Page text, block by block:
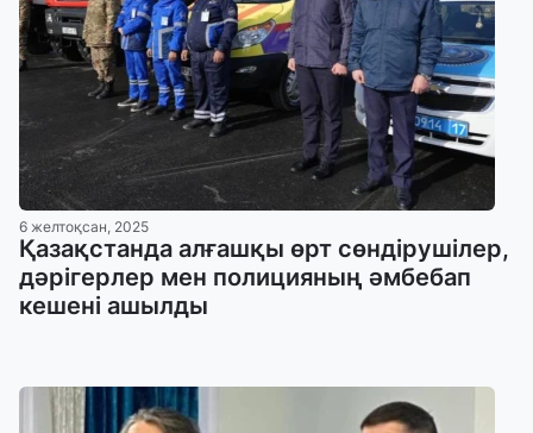
6 желтоқсан, 2025
Қазақстанда алғашқы өрт сөндірушілер,
дәрігерлер мен полицияның әмбебап
кешені ашылды